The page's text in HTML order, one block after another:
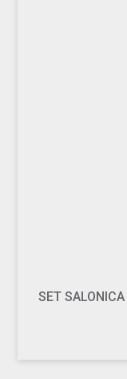
SET